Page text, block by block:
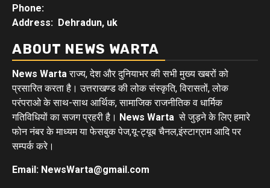
Phone:
Address: Dehradun, uk
ABOUT NEWS WARTA
News Warta राज्य, देश और दुनियाभर की सभी मुख्य खबरों को
प्रसारित करता है। उत्तराखण्ड की लोक संस्कृति, विरासतों, लोक
परंपराओ के साथ-साथ आर्थिक, सामाजिक राजनीतिक व धार्मिक
गतिविधियों का सजग प्रहरी है। News Warta से जुड़ने के लिए हमारे
फोन नंबर के माध्यम या फेसबुक पेज,यू-ट्यूब चैनल,इंस्टाग्राम आदि पर
सम्पर्क करे।
Email: NewsWarta@gmail.com